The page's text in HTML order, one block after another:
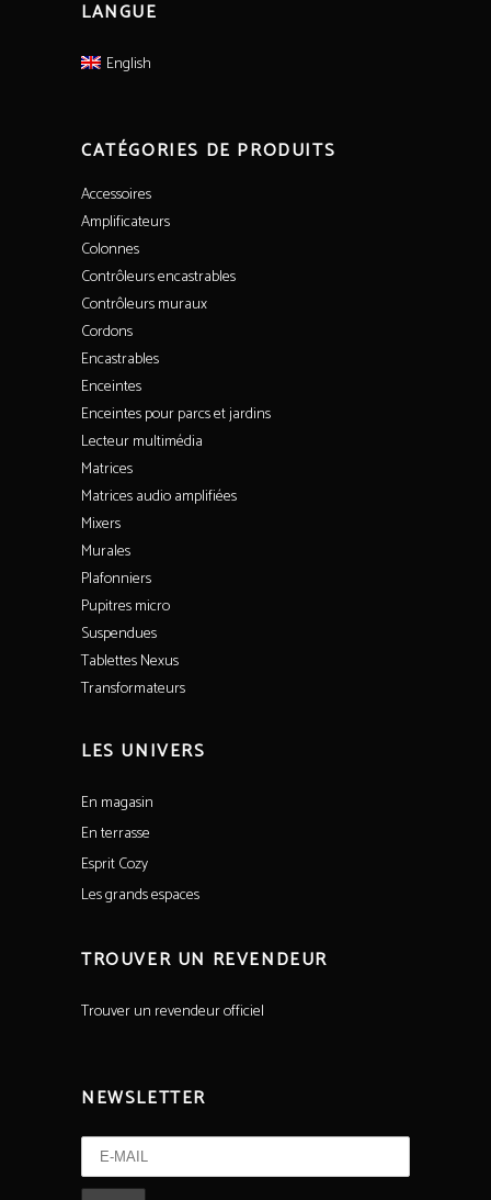
LANGUE
English
CATÉGORIES DE PRODUITS
Accessoires
Amplificateurs
Colonnes
Contrôleurs encastrables
Contrôleurs muraux
Cordons
Encastrables
Enceintes
Enceintes pour parcs et jardins
Lecteur multimédia
Matrices
Matrices audio amplifiées
Mixers
Murales
Plafonniers
Pupitres micro
Suspendues
Tablettes Nexus
Transformateurs
LES UNIVERS
En magasin
En terrasse
Esprit Cozy
Les grands espaces
TROUVER UN REVENDEUR
Trouver un revendeur officiel
NEWSLETTER